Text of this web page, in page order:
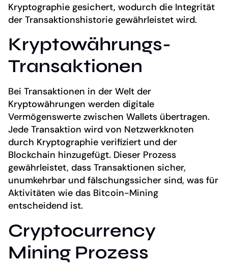
Kryptographie gesichert, wodurch die Integrität
der Transaktionshistorie gewährleistet wird.
Kryptowährungs-
Transaktionen
Bei Transaktionen in der Welt der
Kryptowährungen werden digitale
Vermögenswerte zwischen Wallets übertragen.
Jede Transaktion wird von Netzwerkknoten
durch Kryptographie verifiziert und der
Blockchain hinzugefügt. Dieser Prozess
gewährleistet, dass Transaktionen sicher,
unumkehrbar und fälschungssicher sind, was für
Aktivitäten wie das Bitcoin-Mining
entscheidend ist.
Cryptocurrency
Mining Prozess